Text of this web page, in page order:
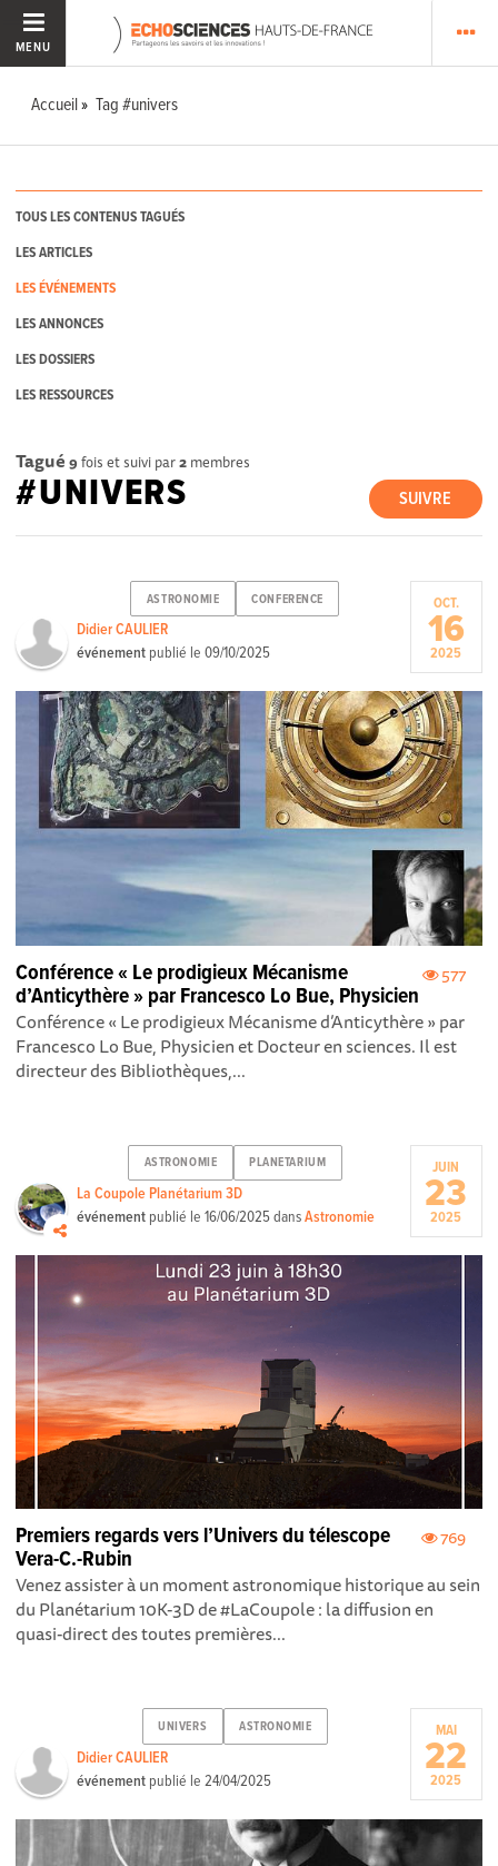
MENU
Accueil Tag #univers
TOUS LES CONTENUS TAGUÉS
LES ARTICLES
LES ÉVÉNEMENTS
LES ANNONCES
LES DOSSIERS
LES RESSOURCES
Tagué 9 fois et suivi par2 membres
SUIVRE
#UNIVERS
ASTRONOMIE CONFERENCE
Didier CAULIER
événement publié le09/10/2025
OCT.
16
2025
577
Conférence « Le prodigieux Mécanisme
d’Anticythère » par Francesco Lo Bue, Physicien
Conférence « Le prodigieux Mécanisme d’Anticythère » par
Francesco Lo Bue, Physicien et Docteur en sciences. Il est
directeur des Bibliothèques,...
ASTRONOMIE PLANETARIUM
La Coupole Planétarium 3D
événement publié le16/06/2025dansAstronomie
JUIN
23
2025
769
Premiers regards vers l’Univers du télescope
Vera-C.-Rubin
Venez assister à un moment astronomique historique au sein
du Planétarium 10K-3D de #LaCoupole : la diffusion en
quasi-direct des toutes premières...
UNIVERS ASTRONOMIE
Didier CAULIER
événement publié le24/04/2025
MAI
22
2025